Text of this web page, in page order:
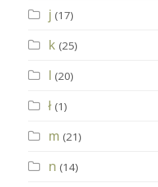
j (17)
k (25)
l (20)
ł (1)
m (21)
n (14)